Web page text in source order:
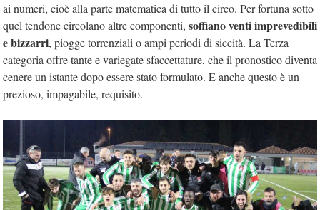
ai numeri, cioè alla parte matematica di tutto il circo. Per fortuna sotto
quel tendone circolano altre componenti, soffiano venti imprevedibili
e bizzarri, piogge torrenziali o ampi periodi di siccità. La Terza
categoria offre tante e variegate sfaccettature, che il pronostico diventa
cenere un istante dopo essere stato formulato. E anche questo è un
prezioso, impagabile, requisito.